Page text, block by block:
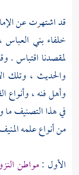
قد اشتهرت عن
خلفاءبني العباس
لمقصدنا اقتباس .
والحديث ، وتلك
وأهل فنه ، وأنواع
في هذا التصنيف
من أنواع علمه
الأول :مواطن